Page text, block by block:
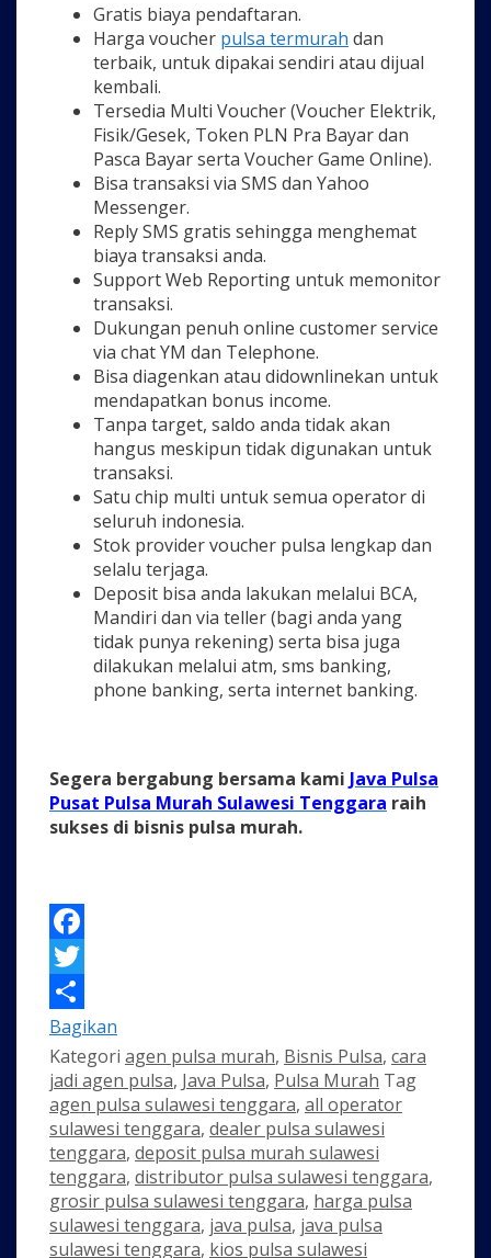
Gratis biaya pendaftaran.
Harga voucher pulsa termurah dan
terbaik, untuk dipakai sendiri atau dijual
kembali.
Tersedia Multi Voucher (Voucher Elektrik,
Fisik/Gesek, Token PLN Pra Bayar dan
Pasca Bayar serta Voucher Game Online).
Bisa transaksi via SMS dan Yahoo
Messenger.
Reply SMS gratis sehingga menghemat
biaya transaksi anda.
Support Web Reporting untuk memonitor
transaksi.
Dukungan penuh online customer service
via chat YM dan Telephone.
Bisa diagenkan atau didownlinekan untuk
mendapatkan bonus income.
Tanpa target, saldo anda tidak akan
hangus meskipun tidak digunakan untuk
transaksi.
Satu chip multi untuk semua operator di
seluruh indonesia.
Stok provider voucher pulsa lengkap dan
selalu terjaga.
Deposit bisa anda lakukan melalui BCA,
Mandiri dan via teller (bagi anda yang
tidak punya rekening) serta bisa juga
dilakukan melalui atm, sms banking,
phone banking, serta internet banking.
Segera bergabung bersama kami Java Pulsa
Pusat Pulsa Murah Sulawesi Tenggara raih
sukses di bisnis pulsa murah.
Facebook
Twitter
Bagikan
Kategori agen pulsa murah, Bisnis Pulsa, cara
jadi agen pulsa, Java Pulsa, Pulsa Murah Tag
agen pulsa sulawesi tenggara, all operator
sulawesi tenggara, dealer pulsa sulawesi
tenggara, deposit pulsa murah sulawesi
tenggara, distributor pulsa sulawesi tenggara,
grosir pulsa sulawesi tenggara, harga pulsa
sulawesi tenggara, java pulsa, java pulsa
sulawesi tenggara, kios pulsa sulawesi